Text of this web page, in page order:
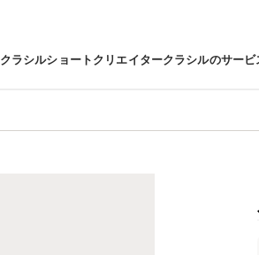
クラシルショートクリエイタークラシルのサービ